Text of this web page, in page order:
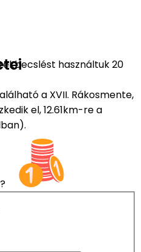
használtuk 20
a XVII. Rákosmente,
el, 12.61km-re a